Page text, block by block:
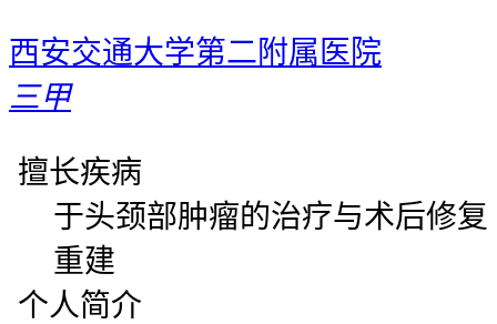
西安交通大学第二附属医院
三甲
擅长疾病
于头颈部肿瘤的治疗与术后修复
重建
个人简介